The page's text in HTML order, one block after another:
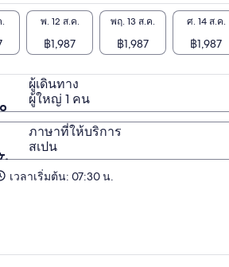
. พ. 12 ส.ค.
฿1,987
พฤ. 13 ส.ค.
฿1,987
ศ. 14 ส.ค.
฿1,987
ผู้เดินทาง
ผู้ใหญ่ 1 คน
ภาษาที่ให้บริการ
สเปน
เวลาเริ่มต้น: 07:30 น.